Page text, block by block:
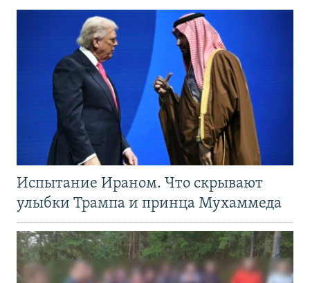
Испытание Ираном. Что скрывают
улыбки Трампа и принца Мухаммеда